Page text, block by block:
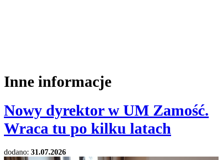
Inne informacje
Nowy dyrektor w UM Zamość.
Wraca tu po kilku latach
dodano: 31.07.2026